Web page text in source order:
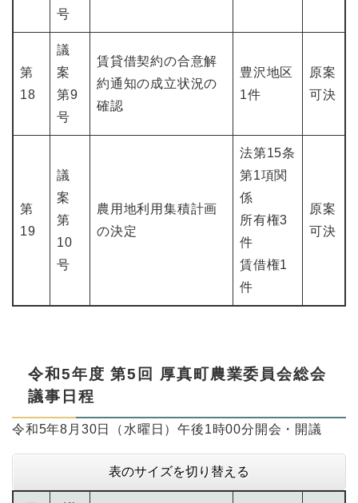
号
第
18
議
案
第9
号
賃貸借契約の合意解
約通知の成立状況の
確認
豊沢地区
1件
原案
可決
第
19
議
案
第
10
号
農用地利用集積計画
の決定
法第15条
第1項関
係
所有権3
件
賃借権1
件
原案
可決
令和5年度 第5回 厚真町農業委員会総会
議事日程
令和5年8月30日（水曜日）午後1時00分開会・開議
表のサイズを切り替える